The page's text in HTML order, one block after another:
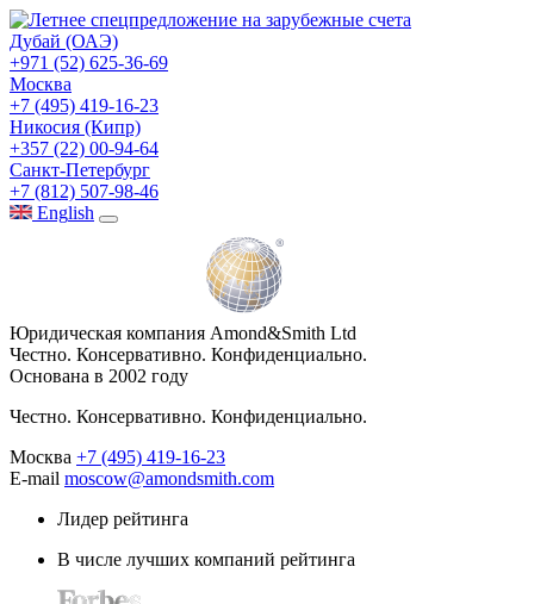
Дубай (ОАЭ)
+971 (52) 625-36-69
Москва
+7 (495) 419-16-23
Никосия (Кипр)
+357 (22) 00-94-64
Санкт-Петербург
+7 (812) 507-98-46
English
Юридическая компания Amond&Smith Ltd
Честно. Консервативно. Конфиденциально.
Основана в 2002 году
Честно. Консервативно. Конфиденциально.
Москва +7 (495) 419-16-23
E-mail moscow@amondsmith.com
Лидер рейтинга
В числе лучших компаний рейтинга